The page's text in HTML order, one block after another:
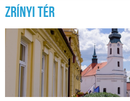
Zrínyi tér